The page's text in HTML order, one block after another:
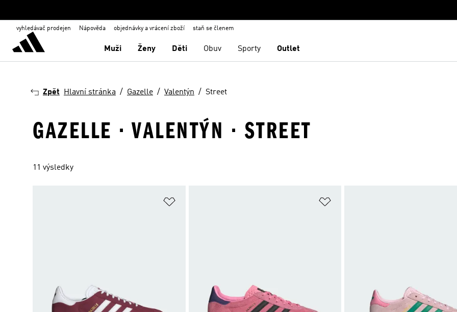
vyhledávač prodejen Nápověda objednávky a vrácení zboží staň se členem
Muži Ženy Děti Obuv Sporty Outlet
Zpět Hlavní stránka Gazelle Valentýn Street
GAZELLE · VALENTÝN · STREET
11 výsledky